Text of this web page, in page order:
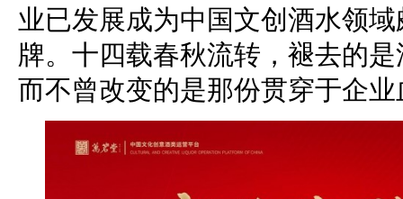
业已发展成为中国文创酒水领
牌。十四载春秋流转，褪去的
而不曾改变的是那份贯穿于企